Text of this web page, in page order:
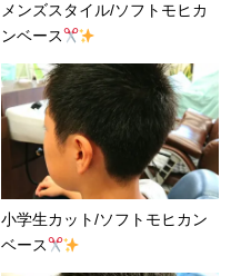
メンズスタイル/ソフトモヒカ
ンベース
小学生カット/ソフトモヒカン
ベース